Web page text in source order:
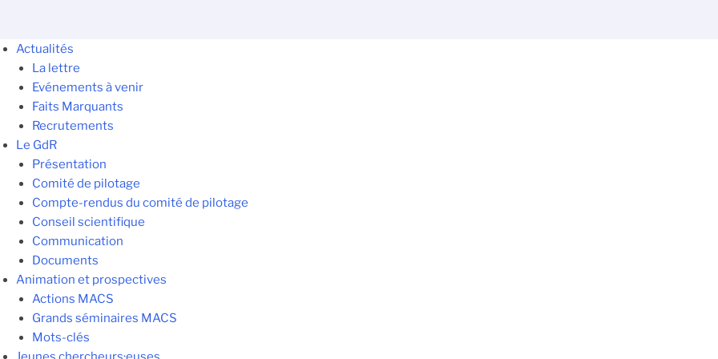
Actualités
La lettre
Evénements à venir
Faits Marquants
Recrutements
Le GdR
Présentation
Comité de pilotage
Compte-rendus du comité de pilotage
Conseil scientifique
Communication
Documents
Animation et prospectives
Actions MACS
Grands séminaires MACS
Mots-clés